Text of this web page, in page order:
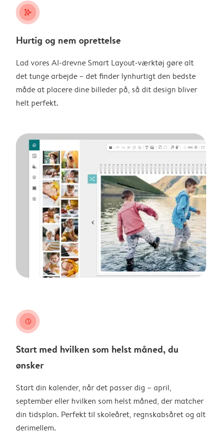
stars_plus
Hurtig og nem oprettelse
Lad vores AI-drevne Smart Layout-værktøj gøre alt
det tunge arbejde – det finder lynhurtigt den bedste
måde at placere dine billeder på, så dit design bliver
helt perfekt.
clock
Start med hvilken som helst måned, du
ønsker
Start din kalender, når det passer dig – april,
september eller hvilken som helst måned, der matcher
din tidsplan. Perfekt til skoleåret, regnskabsåret og alt
derimellem.